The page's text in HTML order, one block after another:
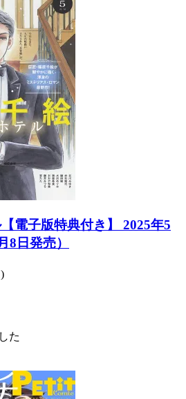
電子版特典付き】 2025年5
8日発売）
た